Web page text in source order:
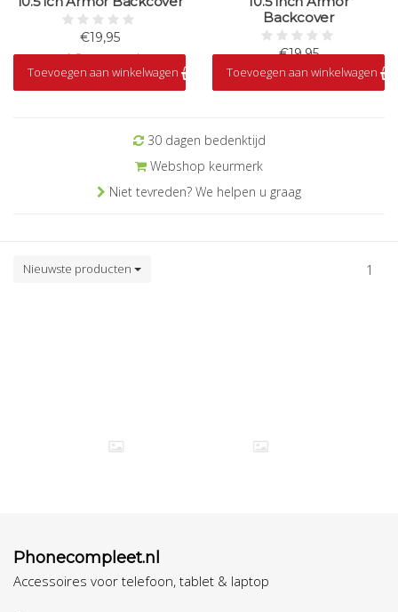
€19,95
Op voorraad
Toevoegen aan winkelwagen
Backcover
€19,95
Op voorraad
Toevoegen aan winkelwagen
30 dagen bedenktijd
Webshop keurmerk
Niet tevreden? We helpen u graag
Nieuwste producten 1
Phonecompleet.nl
Accessoires voor telefoon, tablet & laptop